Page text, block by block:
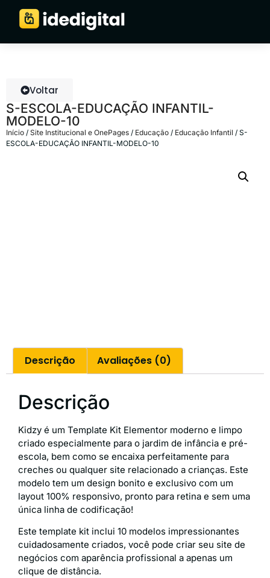
Voltar
S-ESCOLA-EDUCAÇÃO INFANTIL-
MODELO-10
Início / Site Institucional e OnePages / Educação / Educação Infantil / S-
ESCOLA-EDUCAÇÃO INFANTIL-MODELO-10
Descrição Avaliações (0)
Descrição
Kidzy é um Template Kit Elementor moderno e limpo
criado especialmente para o jardim de infância e pré-
escola, bem como se encaixa perfeitamente para
creches ou qualquer site relacionado a crianças. Este
modelo tem um design bonito e exclusivo com um
layout 100% responsivo, pronto para retina e sem uma
única linha de codificação!
Este template kit inclui 10 modelos impressionantes
cuidadosamente criados, você pode criar seu site de
negócios com aparência profissional a apenas um
clique de distância.